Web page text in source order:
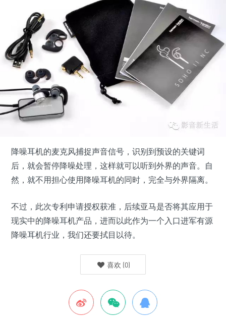
降噪耳机的麦克风捕捉声音信号，识别到预设的关键词
后，就会暂停降噪处理，这样就可以听到外界的声音。自
然，就不用担心使用降噪耳机的同时，完全与外界隔离。
不过，此次专利申请授权获准，后续亚马是否将其应用于
现实中的降噪耳机产品，进而以此作为一个入口进军有源
降噪耳机行业，我们还要拭目以待。
喜欢 (0)